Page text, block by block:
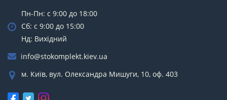
Пн-Пн: с 9:00 до 18:00
Сб: с 9:00 до 15:00
Нд: Вихідний
info@stokomplekt.kiev.ua
м. Київ, вул. Олександра Мишуги, 10, оф. 403